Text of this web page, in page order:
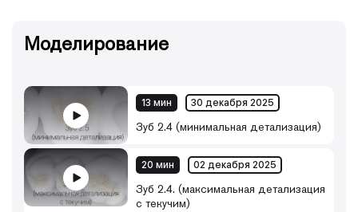
Моделирование
13 мин 30 декабря 2025
Зуб 2.4 (минимальная детализация)
20 мин 02 декабря 2025
Зуб 2.4. (максимальная детализация
с текучим)